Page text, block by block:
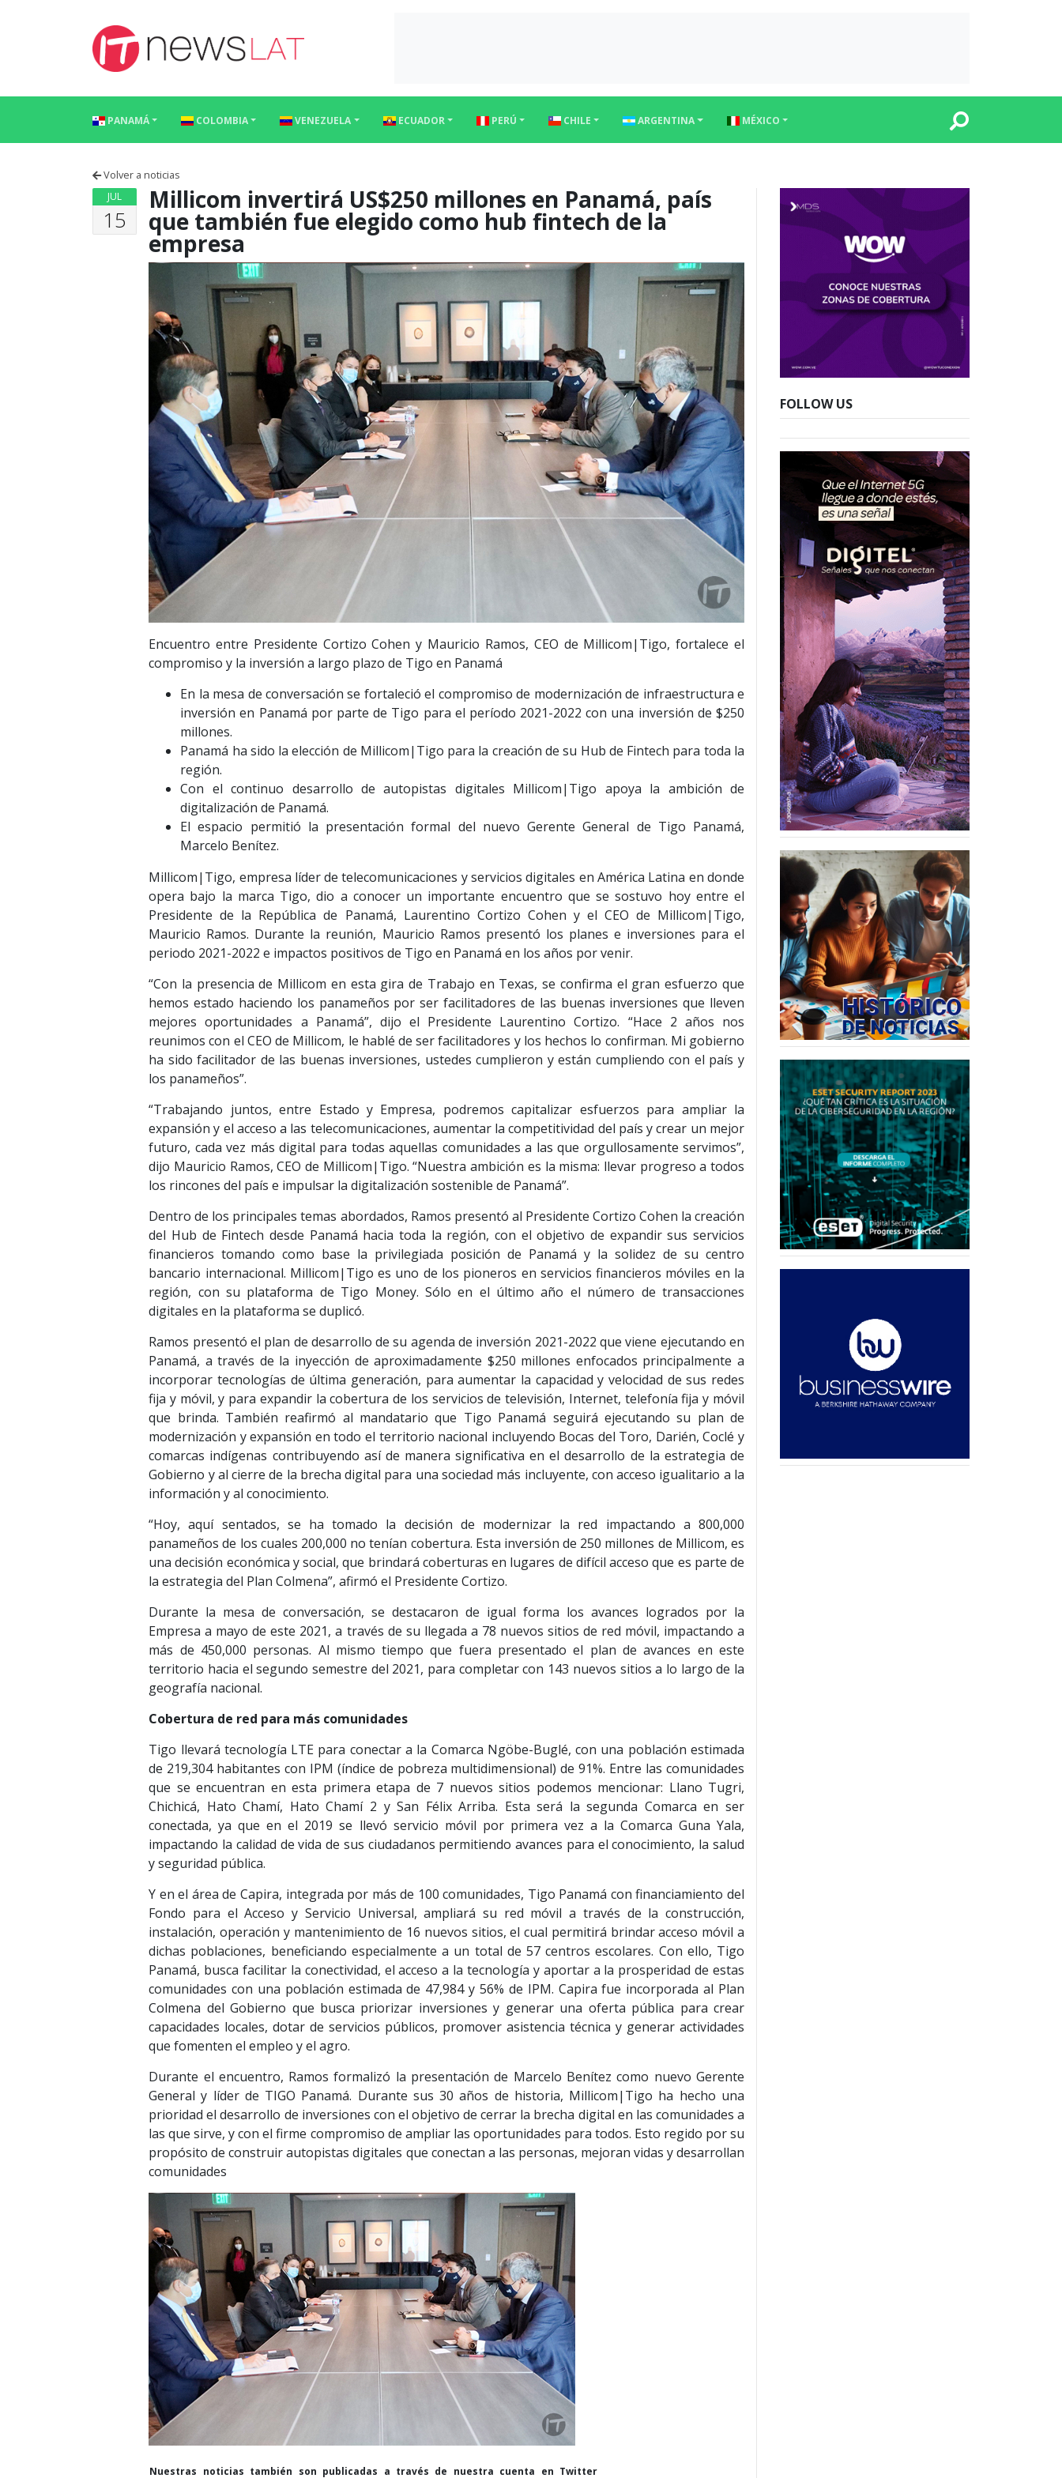
PANAMÁ COLOMBIA VENEZUELA ECUADOR PERÚ CHILE ARGENTINA MÉXICO
Volver a noticias
JUL
15
Millicom invertirá US$250 millones en Panamá, país
que también fue elegido como hub fintech de la
empresa
Encuentro entre Presidente Cortizo Cohen y Mauricio Ramos, CEO de Millicom|Tigo, fortalece el
compromiso y la inversión a largo plazo de Tigo en Panamá
En la mesa de conversación se fortaleció el compromiso de modernización de infraestructura e
inversión en Panamá por parte de Tigo para el período 2021-2022 con una inversión de $250
millones.
Panamá ha sido la elección de Millicom|Tigo para la creación de su Hub de Fintech para toda la
región.
Con el continuo desarrollo de autopistas digitales Millicom|Tigo apoya la ambición de
digitalización de Panamá.
El espacio permitió la presentación formal del nuevo Gerente General de Tigo Panamá,
Marcelo Benítez.
Millicom|Tigo, empresa líder de telecomunicaciones y servicios digitales en América Latina en donde
opera bajo la marca Tigo, dio a conocer un importante encuentro que se sostuvo hoy entre el
Presidente de la República de Panamá, Laurentino Cortizo Cohen y el CEO de Millicom|Tigo,
Mauricio Ramos. Durante la reunión, Mauricio Ramos presentó los planes e inversiones para el
periodo 2021-2022 e impactos positivos de Tigo en Panamá en los años por venir.
“Con la presencia de Millicom en esta gira de Trabajo en Texas, se confirma el gran esfuerzo que
hemos estado haciendo los panameños por ser facilitadores de las buenas inversiones que lleven
mejores oportunidades a Panamá”, dijo el Presidente Laurentino Cortizo. “Hace 2 años nos
reunimos con el CEO de Millicom, le hablé de ser facilitadores y los hechos lo confirman. Mi gobierno
ha sido facilitador de las buenas inversiones, ustedes cumplieron y están cumpliendo con el país y
los panameños”.
“Trabajando juntos, entre Estado y Empresa, podremos capitalizar esfuerzos para ampliar la
expansión y el acceso a las telecomunicaciones, aumentar la competitividad del país y crear un mejor
futuro, cada vez más digital para todas aquellas comunidades a las que orgullosamente servimos”,
dijo Mauricio Ramos, CEO de Millicom|Tigo. “Nuestra ambición es la misma: llevar progreso a todos
los rincones del país e impulsar la digitalización sostenible de Panamá”.
Dentro de los principales temas abordados, Ramos presentó al Presidente Cortizo Cohen la creación
del Hub de Fintech desde Panamá hacia toda la región, con el objetivo de expandir sus servicios
financieros tomando como base la privilegiada posición de Panamá y la solidez de su centro
bancario internacional. Millicom|Tigo es uno de los pioneros en servicios financieros móviles en la
región, con su plataforma de Tigo Money. Sólo en el último año el número de transacciones
digitales en la plataforma se duplicó.
Ramos presentó el plan de desarrollo de su agenda de inversión 2021-2022 que viene ejecutando en
Panamá, a través de la inyección de aproximadamente $250 millones enfocados principalmente a
incorporar tecnologías de última generación, para aumentar la capacidad y velocidad de sus redes
fija y móvil, y para expandir la cobertura de los servicios de televisión, Internet, telefonía fija y móvil
que brinda. También reafirmó al mandatario que Tigo Panamá seguirá ejecutando su plan de
modernización y expansión en todo el territorio nacional incluyendo Bocas del Toro, Darién, Coclé y
comarcas indígenas contribuyendo así de manera significativa en el desarrollo de la estrategia de
Gobierno y al cierre de la brecha digital para una sociedad más incluyente, con acceso igualitario a la
información y al conocimiento.
“Hoy, aquí sentados, se ha tomado la decisión de modernizar la red impactando a 800,000
panameños de los cuales 200,000 no tenían cobertura. Esta inversión de 250 millones de Millicom, es
una decisión económica y social, que brindará coberturas en lugares de difícil acceso que es parte de
la estrategia del Plan Colmena”, afirmó el Presidente Cortizo.
Durante la mesa de conversación, se destacaron de igual forma los avances logrados por la
Empresa a mayo de este 2021, a través de su llegada a 78 nuevos sitios de red móvil, impactando a
más de 450,000 personas. Al mismo tiempo que fuera presentado el plan de avances en este
territorio hacia el segundo semestre del 2021, para completar con 143 nuevos sitios a lo largo de la
geografía nacional.
Cobertura de red para más comunidades
Tigo llevará tecnología LTE para conectar a la Comarca Ngöbe-Buglé, con una población estimada
de 219,304 habitantes con IPM (índice de pobreza multidimensional) de 91%. Entre las comunidades
que se encuentran en esta primera etapa de 7 nuevos sitios podemos mencionar: Llano Tugri,
Chichicá, Hato Chamí, Hato Chamí 2 y San Félix Arriba. Esta será la segunda Comarca en ser
conectada, ya que en el 2019 se llevó servicio móvil por primera vez a la Comarca Guna Yala,
impactando la calidad de vida de sus ciudadanos permitiendo avances para el conocimiento, la salud
y seguridad pública.
Y en el área de Capira, integrada por más de 100 comunidades, Tigo Panamá con financiamiento del
Fondo para el Acceso y Servicio Universal, ampliará su red móvil a través de la construcción,
instalación, operación y mantenimiento de 16 nuevos sitios, el cual permitirá brindar acceso móvil a
dichas poblaciones, beneficiando especialmente a un total de 57 centros escolares. Con ello, Tigo
Panamá, busca facilitar la conectividad, el acceso a la tecnología y aportar a la prosperidad de estas
comunidades con una población estimada de 47,984 y 56% de IPM. Capira fue incorporada al Plan
Colmena del Gobierno que busca priorizar inversiones y generar una oferta pública para crear
capacidades locales, dotar de servicios públicos, promover asistencia técnica y generar actividades
que fomenten el empleo y el agro.
Durante el encuentro, Ramos formalizó la presentación de Marcelo Benítez como nuevo Gerente
General y líder de TIGO Panamá. Durante sus 30 años de historia, Millicom|Tigo ha hecho una
prioridad el desarrollo de inversiones con el objetivo de cerrar la brecha digital en las comunidades a
las que sirve, y con el firme compromiso de ampliar las oportunidades para todos. Esto regido por su
propósito de construir autopistas digitales que conectan a las personas, mejoran vidas y desarrollan
comunidades
Nuestras noticias también son publicadas a través de nuestra cuenta en Twitter
FOLLOW US